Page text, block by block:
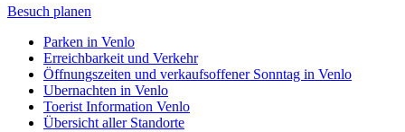
Besuch planen
Parken in Venlo
Erreichbarkeit und Verkehr
Öffnungszeiten und verkaufsoffener Sonntag in Venlo
Ubernachten in Venlo
Toerist Information Venlo
Übersicht aller Standorte